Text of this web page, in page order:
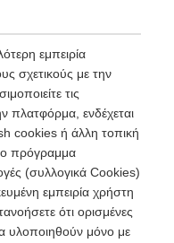
εμπειρία
σχετικούς με την
τις
πλατφόρμα, ενδέχεται
cookies ή άλλη τοπική
πρόγραμμα
(συλλογικά Cookies)
εμπειρία χρήστη
ότι ορισμένες
υλοποιηθούν μόνο με